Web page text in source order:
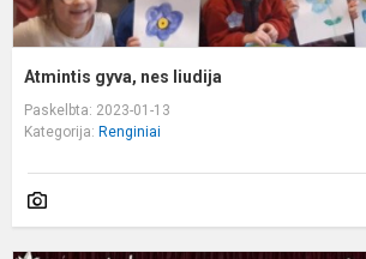
Atmintis gyva, nes liudija
Paskelbta: 2023-01-13
Kategorija: Renginiai